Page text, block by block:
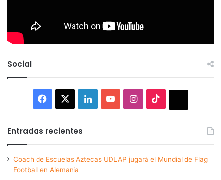
Social
Facebook LinkedInYouTubeInstagram
Entradas recientes
Coach de Escuelas Aztecas UDLAP jugará el Mundial de Flag
Football en Alemania